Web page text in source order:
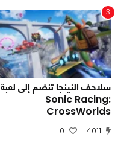
3
سلاحف النينجا تنضم إلى لعبة
Sonic Racing:
CrossWorlds
4011
0